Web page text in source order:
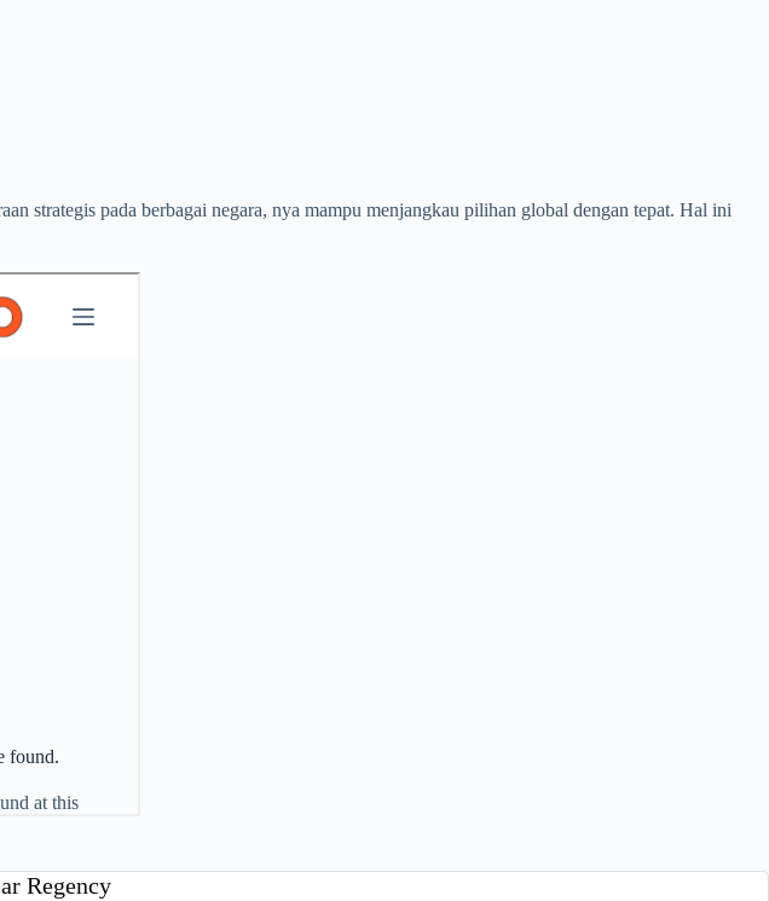
strategis pada berbagai negara, nya mampu menjangkau pilihan global dengan tepat. Hal ini
Regency